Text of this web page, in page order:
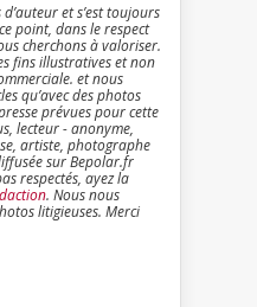
et s’est toujours
point, dans le respect
cherchons à valoriser.
fins illustratives et non
et nous
qu’avec des photos
prévues pour cette
lecteur - anonyme,
artiste, photographe
sur Bepolar.fr
respectés, ayez la
. Nous nous
litigieuses. Merci